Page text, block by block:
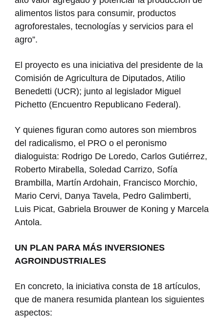
alimentos listos para consumir, productos
agroforestales, tecnologías y servicios para el
agro”.
El proyecto es una iniciativa del presidente de la
Comisión de Agricultura de Diputados, Atilio
Benedetti (UCR); junto al legislador Miguel
Pichetto (Encuentro Republicano Federal).
Y quienes figuran como autores son miembros
del radicalismo, el PRO o el peronismo
dialoguista: Rodrigo De Loredo, Carlos Gutiérrez,
Roberto Mirabella, Soledad Carrizo, Sofía
Brambilla, Martín Ardohain, Francisco Morchio,
Mario Cervi, Danya Tavela, Pedro Galimberti,
Luis Picat, Gabriela Brouwer de Koning y Marcela
Antola.
UN PLAN PARA MÁS INVERSIONES
AGROINDUSTRIALES
En concreto, la iniciativa consta de 18 artículos,
que de manera resumida plantean los siguientes
aspectos: